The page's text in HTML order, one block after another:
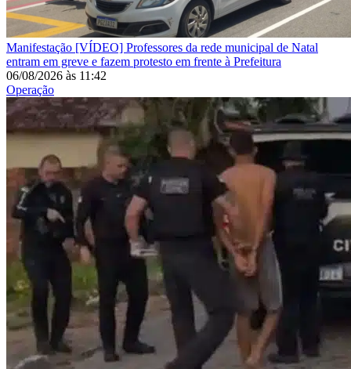
Manifestação [VÍDEO] Professores da rede municipal de Natal
entram em greve e fazem protesto em frente à Prefeitura
06/08/2026 às 11:42
Operação